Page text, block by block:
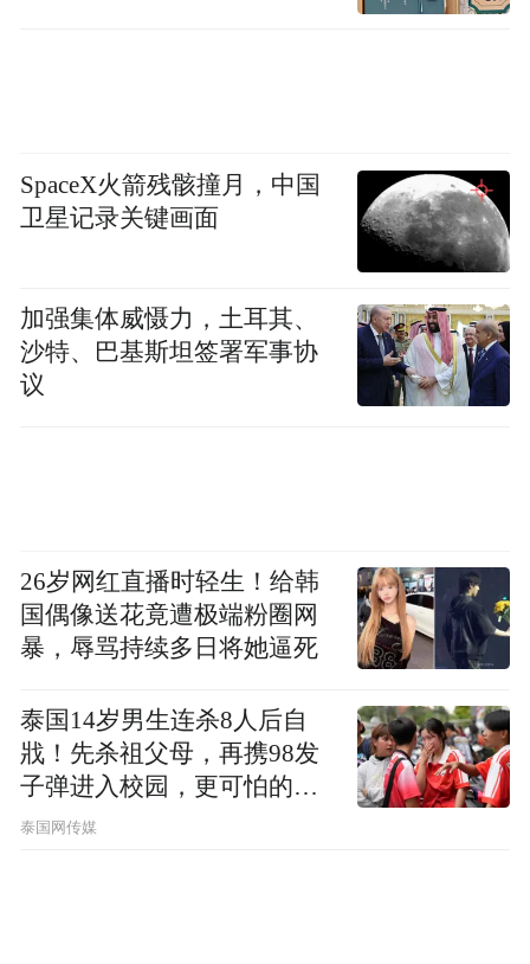
除乘用车外，商用车出口同步发力。5月国内
亚、中亚、拉美市场需求旺盛，商用车板块
为出口增长提供稳定增量支撑，实现乘商协
从行业发展角度来看，出口已经从过去的补
充市场转变为产业增长核心驱动力。当前全
球新能源汽车需求持续上行，多国加速新能
源汽车普及政策落地，为中国车企提供广阔
增量空间。国内头部车企持续加码海外本地
化生产、渠道布局与售后体系建设，海外工
SpaceX火箭残骸撞月，中国
卫星记录关键画面
加强集体威慑力，土耳其、
沙特、巴基斯坦签署军事协
议
26岁网红直播时轻生！给韩
国偶像送花竟遭极端粉圈网
暴，辱骂持续多日将她逼死
泰国14岁男生连杀8人后自
戕！先杀祖父母，再携98发
子弹进入校园，更可怕的细
节公布了
泰国网传媒